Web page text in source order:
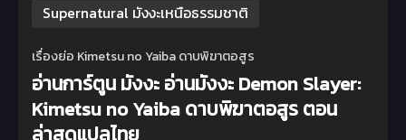
Supernatural มังงะเหนือธรรมชาติ
เรื่องย่อ Kimetsu no Yaiba ดาบพิฆาตอสูร
อ่านการ์ตูน มังงะ อ่านมังงะ Demon Slayer:
Kimetsu no Yaiba ดาบพิฆาตอสูร ตอน
ล่าสุดแปลไทย